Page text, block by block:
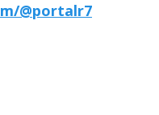
@portalr7